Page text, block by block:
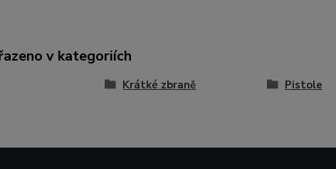
v kategoriích
Krátké zbraně Pistole